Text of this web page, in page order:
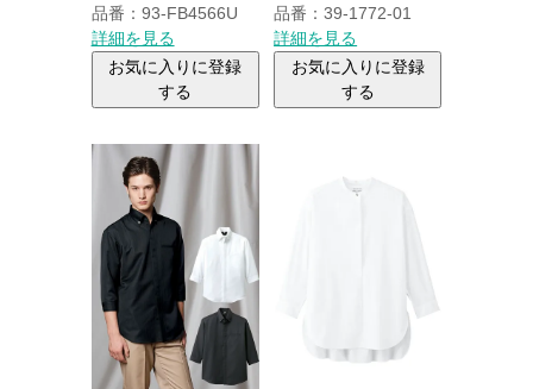
品番：93-FB4566U
詳細を見る
お気に入りに登録
する
品番：39-1772-01
詳細を見る
お気に入りに登録
する